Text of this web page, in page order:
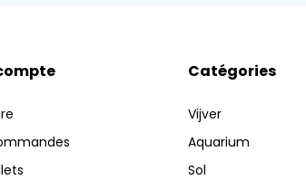
Catégories
Vijver
Aquarium
Sol